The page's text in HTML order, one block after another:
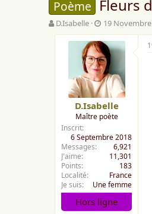
Poème Fleurs
A
u
D.Isabelle
D
a
t
e
d
e
d
é
b
u
19
D.Isabelle
Maître poète
Inscrit
6 Septembre 2018
Messages
6,921
J'aime
11,301
Points
183
Localité
France
Je suis
Une femme
Hors ligne